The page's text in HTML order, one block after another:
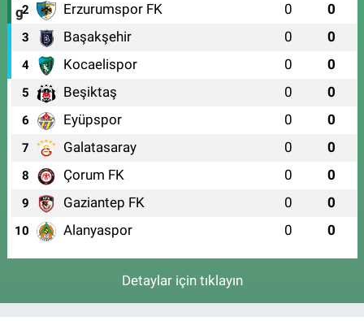
2 Erzurumspor FK 0 0
3 Başakşehir 0 0
4 Kocaelispor 0 0
5 Beşiktaş 0 0
6 Eyüpspor 0 0
7 Galatasaray 0 0
8 Çorum FK 0 0
9 Gaziantep FK 0 0
10 Alanyaspor 0 0
Detaylar için tıklayın